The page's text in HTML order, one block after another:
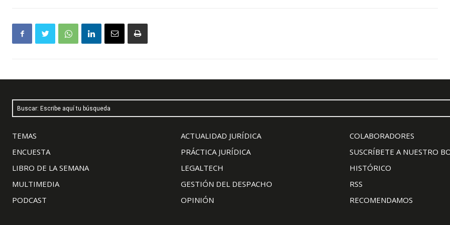
Buscar: Escribe aquí tu búsqueda
TEMAS
ENCUESTA
LIBRO DE LA SEMANA
MULTIMEDIA
PODCAST
ACTUALIDAD JURÍDICA
PRÁCTICA JURÍDICA
LEGALTECH
GESTIÓN DEL DESPACHO
OPINIÓN
COLABORADORES
SUSCRÍBETE A NUESTRO
HISTÓRICO
RSS
RECOMENDAMOS